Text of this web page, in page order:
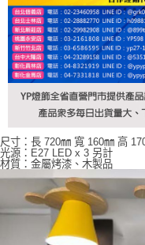
尺寸：長 720㎜ 寬 160㎜ 高
光源：E27 LED x 3 另計
材質：金屬烤漆、木製品